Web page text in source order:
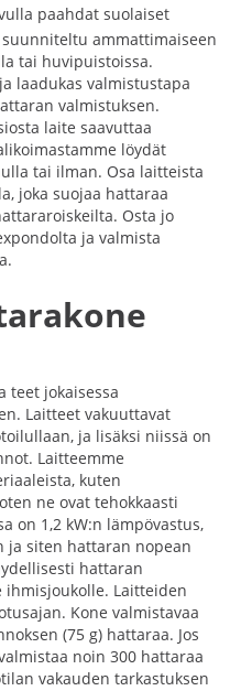
paahdat suolaiset
ammattimaiseen
tai huvipuistoissa.
laadukas valmistustapa
valmistuksen.
laite saavuttaa
löydät
tai ilman. Osa laitteista
joka suojaa hattaraa
Osta jo
ja valmista
teet jokaisessa
Laitteet vakuuttavat
ja lisäksi niissä on
Laitteemme
kuten
ne ovat tehokkaasti
on 1,2 kW:n lämpövastus,
ja siten hattaran nopean
hattaran
Laitteiden
Kone valmistavaa
(75 g) hattaraa. Jos
noin 300 hattaraa
vakauden tarkastuksen